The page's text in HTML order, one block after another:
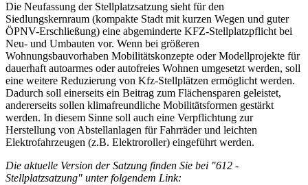
Die Neufassung der Stellplatzsatzung sieht für den
Siedlungskernraum (kompakte Stadt mit kurzen Wegen und guter
ÖPNV-Erschließung) eine abgeminderte KFZ-Stellplatzpflicht bei
Neu- und Umbauten vor. Wenn bei größeren
Wohnungsbauvorhaben Mobilitätskonzepte oder Modellprojekte für
dauerhaft autoarmes oder autofreies Wohnen umgesetzt werden, soll
eine weitere Reduzierung von Kfz-Stellplätzen ermöglicht werden.
Dadurch soll einerseits ein Beitrag zum Flächensparen geleistet,
andererseits sollen klimafreundliche Mobilitätsformen gestärkt
werden. In diesem Sinne soll auch eine Verpflichtung zur
Herstellung von Abstellanlagen für Fahrräder und leichten
Elektrofahrzeugen (z.B. Elektroroller) eingeführt werden.
Die aktuelle Version der Satzung finden Sie bei "612 -
Stellplatzsatzung" unter folgendem Link: